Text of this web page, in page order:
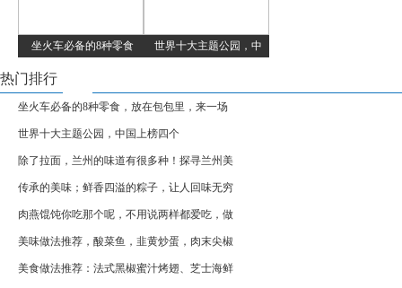
坐火车必备的8种零食 世界十大主题公园，中
热门排行
坐火车必备的8种零食，放在包包里，来一场
世界十大主题公园，中国上榜四个
除了拉面，兰州的味道有很多种！探寻兰州美
传承的美味；鲜香四溢的粽子，让人回味无穷
肉燕馄饨你吃那个呢，不用说两样都爱吃，做
美味做法推荐，酸菜鱼，韭黄炒蛋，肉末尖椒
美食做法推荐：法式黑椒蜜汁烤翅、芝士海鲜